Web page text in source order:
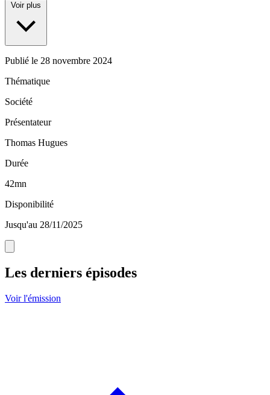
Voir plus
Publié le 28 novembre 2024
Thématique
Société
Présentateur
Thomas Hugues
Durée
42mn
Disponibilité
Jusqu'au 28/11/2025
Les derniers épisodes
Voir l'émission